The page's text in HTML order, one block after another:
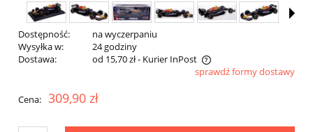
Dostępność:
na wyczerpaniu
Wysyłka w:
24 godziny
Dostawa:
od 15,70 zł- Kurier InPost
Cena nie zawiera ewentualnych kosztów płatnościsprawdź formy dostawy
Cena: 309,90 zł